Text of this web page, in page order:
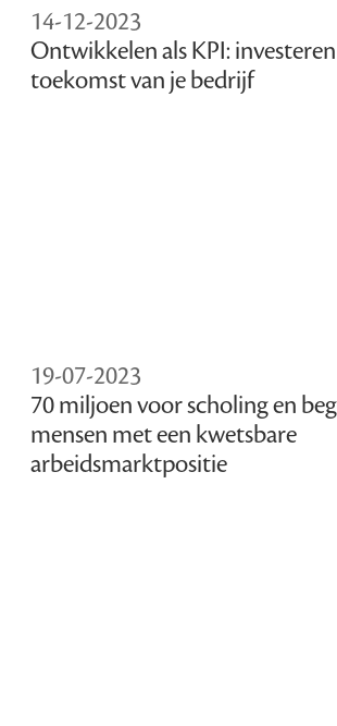
14-12-2023
Ontwikkelen als KPI:
toekomst van je bedrijf
19-07-2023
70 miljoen voor scholing en
mensen met een kwetsbare
arbeidsmarktpositie